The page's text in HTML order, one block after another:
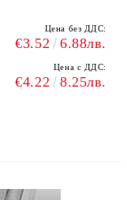
Цена без ДДС:
€3.52 6.88лв.
Цена с ДДС:
€4.22 8.25лв.